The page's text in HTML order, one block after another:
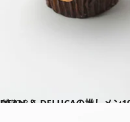
2020.8.7
DEAN ＆ DELUCAの推しメン
グルメ